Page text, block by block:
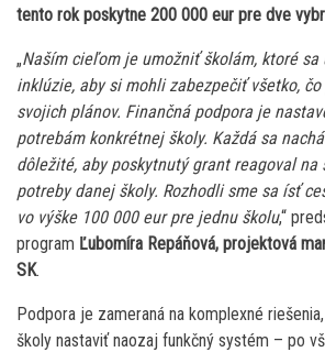
tento rok poskytne 200 000 eur pre dve
„Naším cieľom je umožniť školám, ktoré sa
inklúzie, aby si mohli zabezpečiť všetko,
svojich plánov. Finančná podpora je
potrebám konkrétnej školy. Každá sa
dôležité, aby poskytnutý grant reagoval na
potreby danej školy. Rozhodli sme sa ísť
vo výške 100 000 eur pre jednu školu,“
program Ľubomíra Repáňová, projektová
SK.
Podpora je zameraná na komplexné
školy nastaviť naozaj funkčný systém – po